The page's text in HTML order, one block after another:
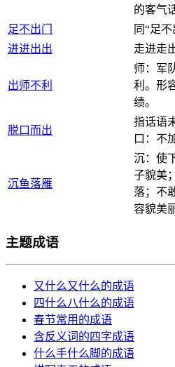
的客气
足不出门
同“足不
进进出出
走进走
出师不利
师：军
利。形
绩。
脱口而出
指话语
口：不
沉鱼落雁
沉：使
子貌美
落；不
容貌美
主题成语
又什么又什么的成语
四什么八什么的成语
春节常用的成语
含反义词的四字成语
什么手什么脚的成语